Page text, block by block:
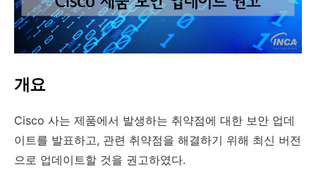
개요
Cisco 사는 제품에서 발생하는 취약점에 대한 보안 업데
이트를 발표하고, 관련 취약점을 해결하기 위해 최신 버전
으로 업데이트할 것을 권고하였다.